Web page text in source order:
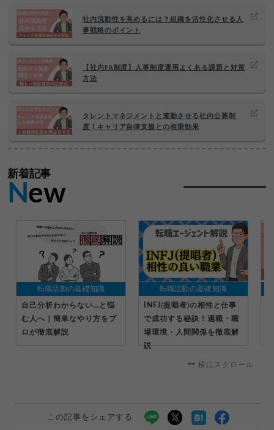
社内流動性を高めるには？組織を活性化させる人
事戦略のポイント
【社内FA制度】人事制度運用よくある課題と対策
方法
タレントマネジメントと連動させる社内公募制
度！キャリア自律支援との相乗効果
新着記事
New
転職活動の基礎知識
自己分析わからない…と悩
む人へ｜簡単なやり方をプ
ロが徹底解説
転職活動の基礎知識
INFJ(提唱者)の相性と仕事
で成功する秘訣！適職・職
場環境・人間関係を徹底解
説
横にスクロール
この記事をシェアする